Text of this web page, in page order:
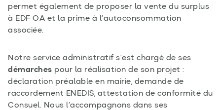
permet également de proposer la vente du surplus
à EDF OA et la prime à l’autoconsommation
associée.
Notre service administratif s’est chargé de ses
démarches pour la réalisation de son projet :
déclaration préalable en mairie, demande de
raccordement ENEDIS, attestation de conformité du
Consuel. Nous l’accompagnons dans ses